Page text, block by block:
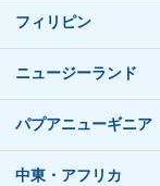
フィリピン
ニュージーランド
パプアニューギニア
中東・アフリカ